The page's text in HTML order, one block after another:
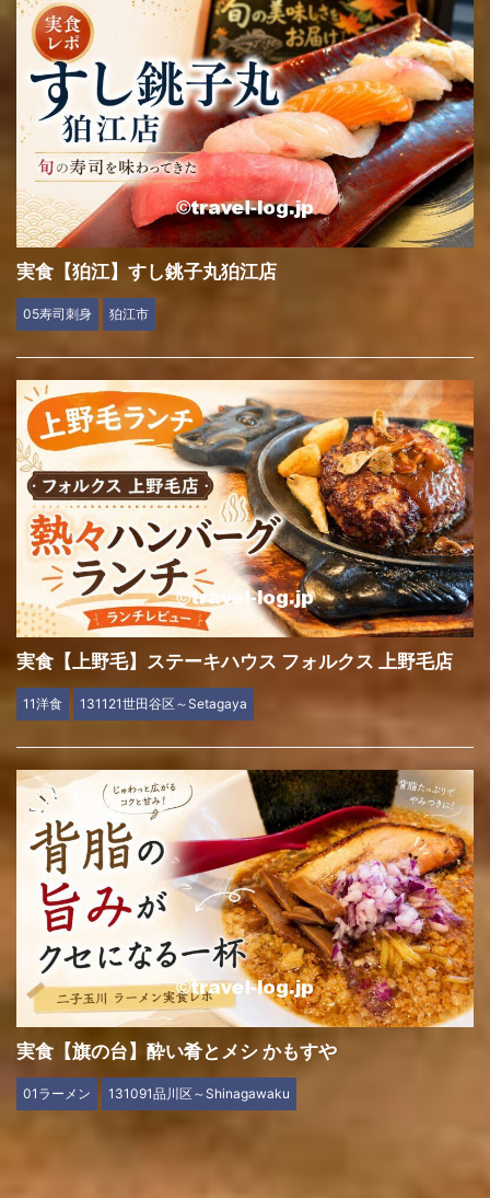
実食【狛江】すし銚子丸狛江店
05寿司刺身 狛江市
実食【上野毛】ステーキハウス フォルクス 上野毛店
11洋食 131121世田谷区～Setagaya
実食【旗の台】酔い肴とメシ かもすや
01ラーメン 131091品川区～Shinagawaku